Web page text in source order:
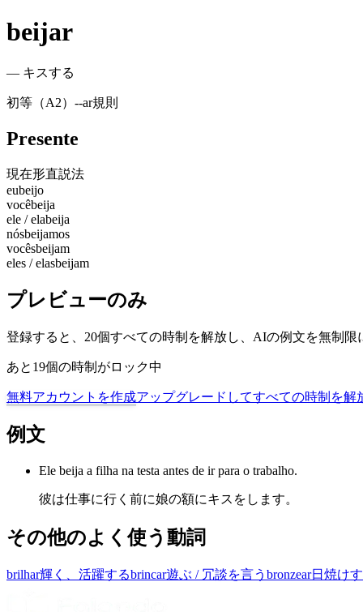
beijar
— キスする
初等（A2） --ar規則
Presente
現在形直説法
eubeijo
vocêbeija
ele / elabeija
nósbeijamos
vocêsbeijam
eles / elasbeijam
プレビューのみ
登録すると、20個すべての時制を解放し、AIの例文を無制
あと19個の時制がロック中
無料アカウントを作成アップグレードしてすべての時制を解
例文
Ele beija a filha na testa antes de ir para o trabalho.
彼は仕事に行く前に娘の額にキスをします。
その他のよく使う動詞
brilhar輝く、活躍するbrincar遊ぶ / 冗談を言う bronzear日焼け